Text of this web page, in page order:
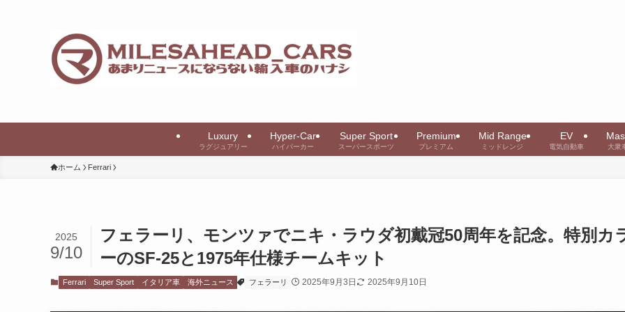
Luxury
ラグジュアリー
Hyper-Car
ハイパーカー
Super Sport
スーパースポーツ
Premium
プレミアム
Mid Range
ミッドレンジ
EV
電気自動車 大衆
ホーム Ferrari
フェラーリ、モンツァでニキ・ラウダ初戴冠50周年を記念。特別カ
ーのSF-25と1975年仕様チームキット
2025
9/10
Ferrari Super Sport イタリア車 海外ニュース フェラーリ 2025年9月3日 2025年9月10日